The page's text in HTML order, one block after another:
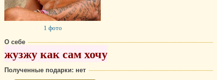
1 фото
О себе
жузжу как сам хочу
Полученные подарки: нет